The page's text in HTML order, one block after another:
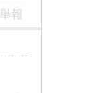
舉報